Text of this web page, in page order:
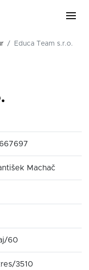
Educa Team s.r.o.
Machač
60
3510